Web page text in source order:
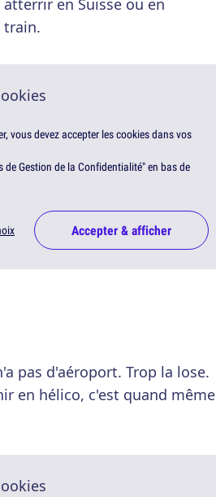
en Suisse ou en
train.
vous devez accepter les cookies dans vos
Gestion de la Confidentialité" en bas de
Accepter & afficher
pas d'aéroport. Trop la lose.
en hélico, c'est quand même